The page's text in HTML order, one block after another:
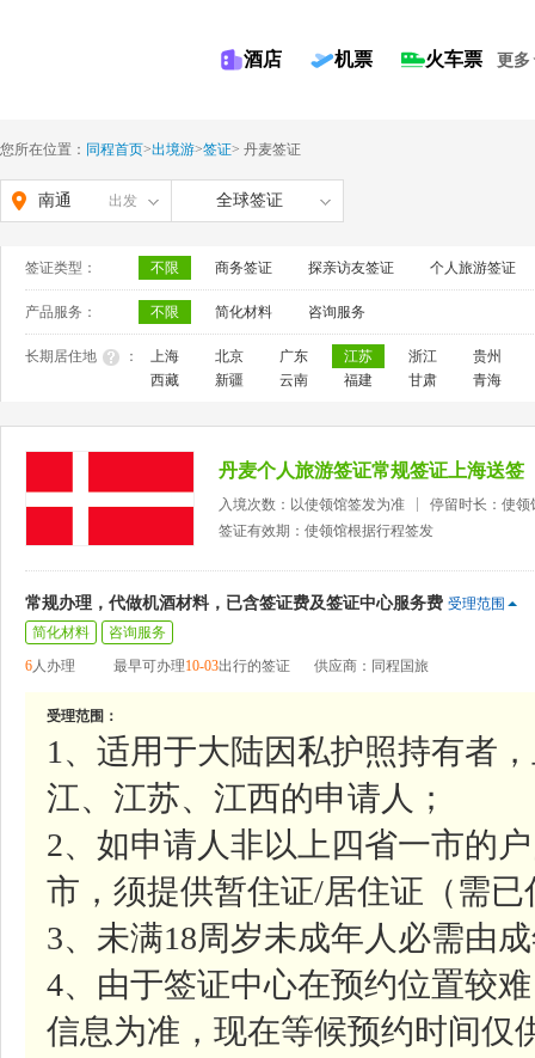
酒店 机票 火车票 更多
您所在位置： 同程首页>出境游>签证> 丹麦签证
南通 出发 全球签证
签证类型： 不限 商务签证 探亲访友签证 个人旅游签证
产品服务： 不限 简化材料 咨询服务
长期居住地 ： 上海 北京 广东 江苏 浙江
贵州
西藏
新疆 云南 福建 甘肃 青海
丹麦个人旅游签证常规签证上海送签
入境次数：以使领馆签发为准
停留时长：使领
签证有效期：使领馆根据行程签发
常规办理，代做机酒材料，已含签证费及签证中心服务费 受理范围
简化材料
咨询服务
6人办理 最早可办理10-03出行的签证 供应商：同程国旅
受理范围：
1、适用于大陆因私护照持有者
江、江苏、江西的申请人；
2、如申请人非以上四省一市的
市，须提供暂住证/居住证（需
3、未满18周岁未成年人必需由
4、由于签证中心在预约位置较
信息为准，现在等候预约时间仅